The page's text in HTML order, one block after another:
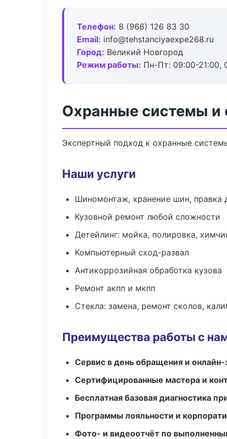
Телефон: 8 (966) 126 83 30
Email: info@tehstanciyaexpe268.ru
Город: Великий Новгород
Режим работы: Пн-Пт: 09:00-21:00,
Охранные системы и
Экспертный подход к охранные
Наши услуги
Шиномонтаж, хранение шин, правка
Кузовной ремонт любой сложности
Детейлинг: мойка, полировка,
Компьютерный сход-развал
Антикоррозийная обработка кузова
Ремонт акпп и мкпп
Стекла: замена, ремонт сколов,
Преимущества работы с
Сервис в день обращения и онлайн-
Сертифицированные мастера и
Бесплатная базовая диагностика
Программы лояльности и
Фото- и видеоотчёт по